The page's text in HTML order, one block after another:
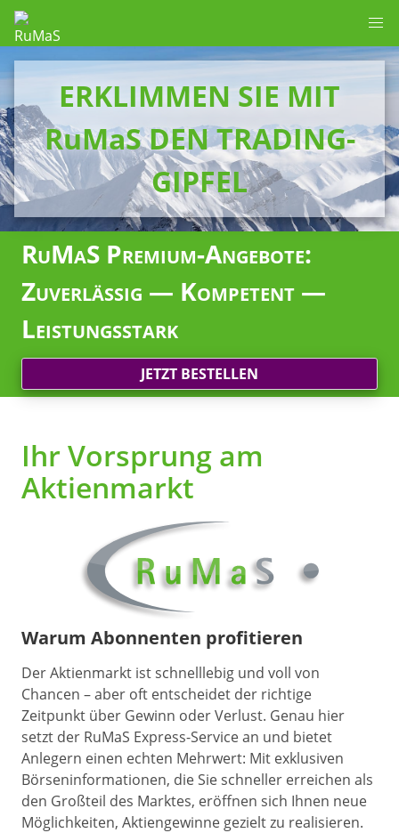
ERKLIMMEN SIE MIT
RuMaS DEN TRADING-
GIPFEL
RuMaS Premium-Angebote:
Zuverlässig — Kompetent —
Leistungsstark
JETZT BESTELLEN
Ihr Vorsprung am
Aktienmarkt
Warum Abonnenten profitieren
Der Aktienmarkt ist schnelllebig und voll von
Chancen – aber oft entscheidet der richtige
Zeitpunkt über Gewinn oder Verlust. Genau hier
setzt der RuMaS Express-Service an und bietet
Anlegern einen echten Mehrwert: Mit exklusiven
Börseninformationen, die Sie schneller erreichen als
den Großteil des Marktes, eröffnen sich Ihnen neue
Möglichkeiten, Aktiengewinne gezielt zu realisieren.